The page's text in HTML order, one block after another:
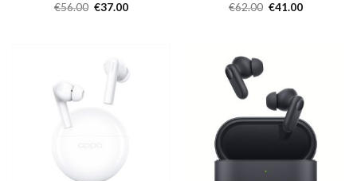
€56.00 €37.00
€62.00 €41.00